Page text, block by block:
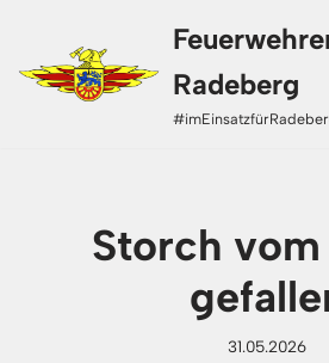
Zum
Inhalt
Radeberg
Storch
31.05.2026